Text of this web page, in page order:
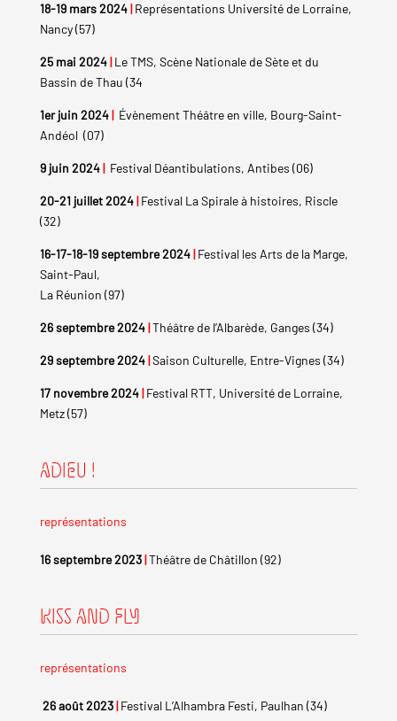
18-19 mars 2024|Représentations Université de Lorraine,
Nancy (57)
25 mai 2024|Le TMS, Scène Nationale de Sète et du
Bassin de Thau (34
1er juin 2024| Évènement Théâtre en ville, Bourg-Saint-
Andéol (07)
9 juin 2024| Festival Déantibulations, Antibes (06)
20-21 juillet 2024|Festival La Spirale à histoires, Riscle
(32)
16-17-18-19 septembre 2024|Festival les Arts de la Marge,
Saint-Paul,
La Réunion (97)
26 septembre 2024|Théâtre de l’Albarède, Ganges (34)
29 septembre 2024|Saison Culturelle, Entre-Vignes (34)
17 novembre 2024|Festival RTT, Université de Lorraine,
Metz (57)
ADIEU !
représentations
16 septembre 2023|Théâtre de Châtillon (92)
KISS AND FLY
représentations
26 août 2023|Festival L’Alhambra Festi, Paulhan (34)